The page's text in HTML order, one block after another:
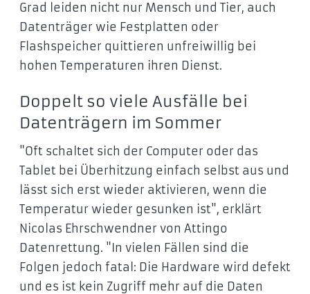
Grad leiden nicht nur Mensch und Tier, auch
Datenträger wie Festplatten oder
Flashspeicher quittieren unfreiwillig bei
hohen Temperaturen ihren Dienst.
Doppelt so viele Ausfälle bei
Datenträgern im Sommer
"Oft schaltet sich der Computer oder das
Tablet bei Überhitzung einfach selbst aus und
lässt sich erst wieder aktivieren, wenn die
Temperatur wieder gesunken ist", erklärt
Nicolas Ehrschwendner von Attingo
Datenrettung. "In vielen Fällen sind die
Folgen jedoch fatal: Die Hardware wird defekt
und es ist kein Zugriff mehr auf die Daten